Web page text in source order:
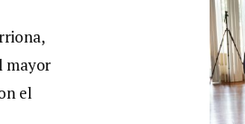
mayor
el